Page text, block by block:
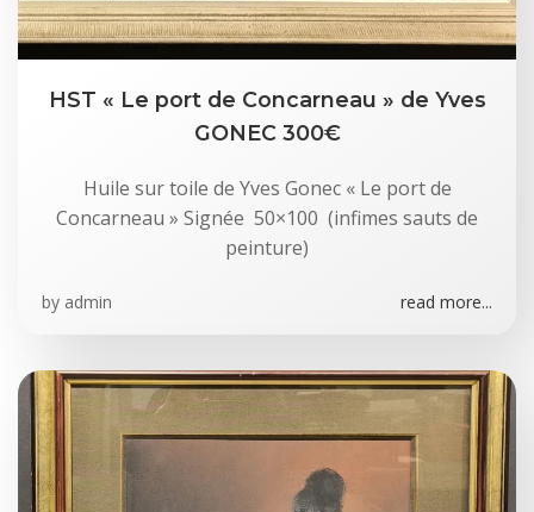
HST « Le port de Concarneau » de Yves
GONEC 300€
Huile sur toile de Yves Gonec « Le port de
Concarneau » Signée 50×100 (infimes sauts de
peinture)
by admin read more...